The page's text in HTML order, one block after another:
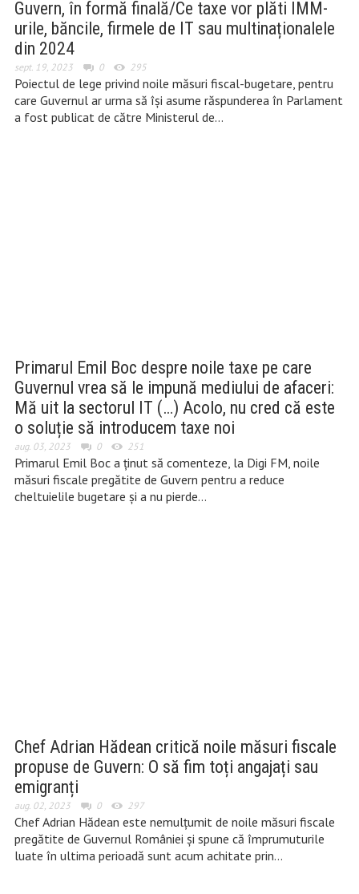
Guvern, în formă finală/Ce taxe vor plăti IMM-
urile, băncile, firmele de IT sau multinaționalele
din 2024
sept. 19, 2023 0 295
Poiectul de lege privind noile măsuri fiscal-bugetare, pentru
care Guvernul ar urma să îşi asume răspunderea în Parlament
a fost publicat de către Ministerul de…
Primarul Emil Boc despre noile taxe pe care
Guvernul vrea să le impună mediului de afaceri:
Mă uit la sectorul IT (…) Acolo, nu cred că este
o soluție să introducem taxe noi
aug. 03, 2023 0 251
Primarul Emil Boc a ținut să comenteze, la Digi FM, noile
măsuri fiscale pregătite de Guvern pentru a reduce
cheltuielile bugetare și a nu pierde…
Chef Adrian Hădean critică noile măsuri fiscale
propuse de Guvern: O să fim toți angajați sau
emigranți
aug. 02, 2023 0 297
Chef Adrian Hădean este nemulțumit de noile măsuri fiscale
pregătite de Guvernul României și spune că împrumuturile
luate în ultima perioadă sunt acum achitate prin…